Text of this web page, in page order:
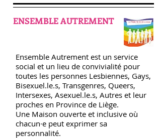
ENSEMBLE AUTREMENT
Ensemble Autrement est un service
social et un lieu de convivialité pour
toutes les personnes Lesbiennes, Gays,
Bisexuel.le.s, Transgenres, Queers,
Intersexes, Asexuel.le.s, Autres et leur
proches en Province de Liège.
Une Maison ouverte et inclusive où
chacun·e peut exprimer sa
personnalité.